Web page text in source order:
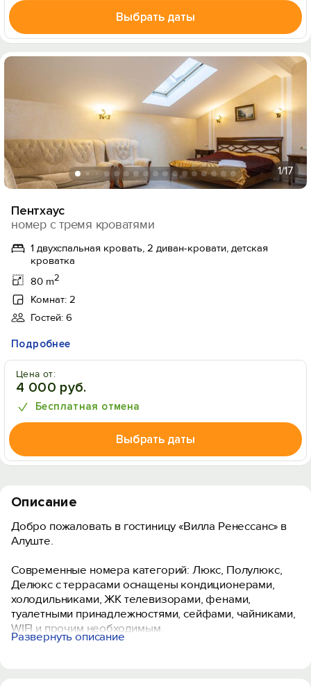
Выбрать даты
1/17
Пентхаус
номер с тремя кроватями
1 двухспальная кровать, 2 диван-кровати, детская
кроватка
80 m2
Комнат: 2
Гостей: 6
Подробнее
Цена от:
4 000 руб.
Бесплатная отмена
Выбрать даты
Описание
Добро пожаловать в гостиницу «Вилла Ренессанс» в
Алуште.
Cовременные номера категорий: Люкс, Полулюкс,
Делюкс с террасами оснащены кондиционерами,
холодильниками, ЖК телевизорами, фенами,
туалетными принадлежностями, сейфами, чайниками,
WIFI и прочим необходимым.
Развернуть описание